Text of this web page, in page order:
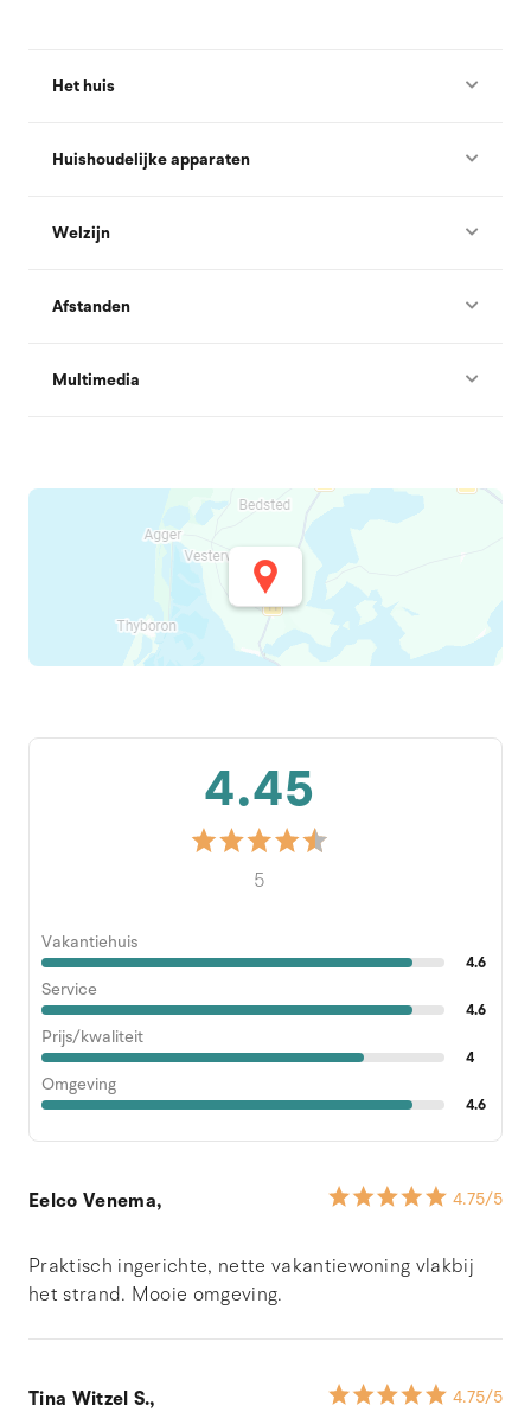
Het huis
Huishoudelijke apparaten
Welzijn
Afstanden
Multimedia
4.45
5
Vakantiehuis
4.6
Service
4.6
Prijs/kwaliteit
4
Omgeving
4.6
Eelco Venema, 4.75/5
Praktisch ingerichte, nette vakantiewoning vlakbij
het strand. Mooie omgeving.
Tina Witzel S., 4.75/5